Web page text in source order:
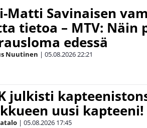
Matti Savinaisen
tietoa – MTV: Näin
edessä
Nuutinen | 05.08.202622:21
julkisti
uusi kapteeni!
| 05.08.2026 17:45